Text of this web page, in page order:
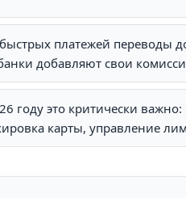
платежей переводы
добавляют свои
году это критически
карты, управление